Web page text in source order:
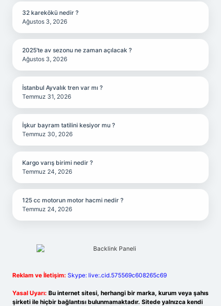
32 karekökü nedir ?
Ağustos 3, 2026
2025’te av sezonu ne zaman açılacak ?
Ağustos 3, 2026
İstanbul Ayvalık tren var mı ?
Temmuz 31, 2026
İşkur bayram tatilini kesiyor mu ?
Temmuz 30, 2026
Kargo varış birimi nedir ?
Temmuz 24, 2026
125 cc motorun motor hacmi nedir ?
Temmuz 24, 2026
Reklam ve İletişim: Skype: live:.cid.575569c608265c69
Yasal Uyarı: Bu internet sitesi, herhangi bir marka, kurum veya şahıs
şirketi ile hiçbir bağlantısı bulunmamaktadır. Sitede yalnızca kendi